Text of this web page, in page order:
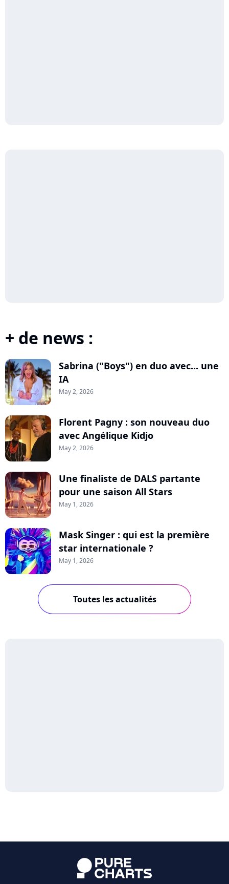
+ de news :
Sabrina ("Boys") en duo avec... une
IA
May 2, 2026
Florent Pagny : son nouveau duo
avec Angélique Kidjo
May 2, 2026
Une finaliste de DALS partante
pour une saison All Stars
May 1, 2026
Mask Singer : qui est la première
star internationale ?
May 1, 2026
Toutes les actualités